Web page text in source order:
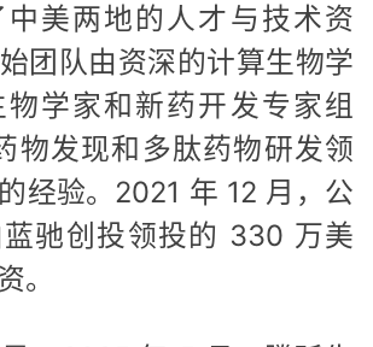
美两地的人才与技术资
团队由资深的计算生物学
学家和新药开发专家组
物发现和多肽药物研发领
经验。2021 年 12 月，公
驰创投领投的 330 万美
。